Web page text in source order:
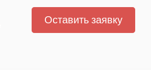
Оставить заявку